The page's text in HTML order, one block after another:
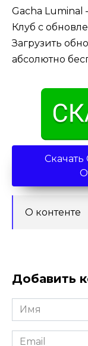
Gacha
Клуб с
Загрузить
абсолютно
Скачать
О контенте
Добавить
Имя
*
Email